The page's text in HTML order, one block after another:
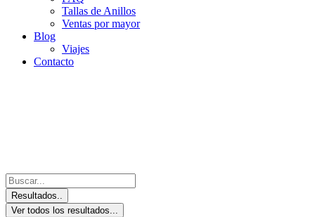
Tallas de Anillos
Ventas por mayor
Blog
Viajes
Contacto
Resultados..
Ver todos los resultados...